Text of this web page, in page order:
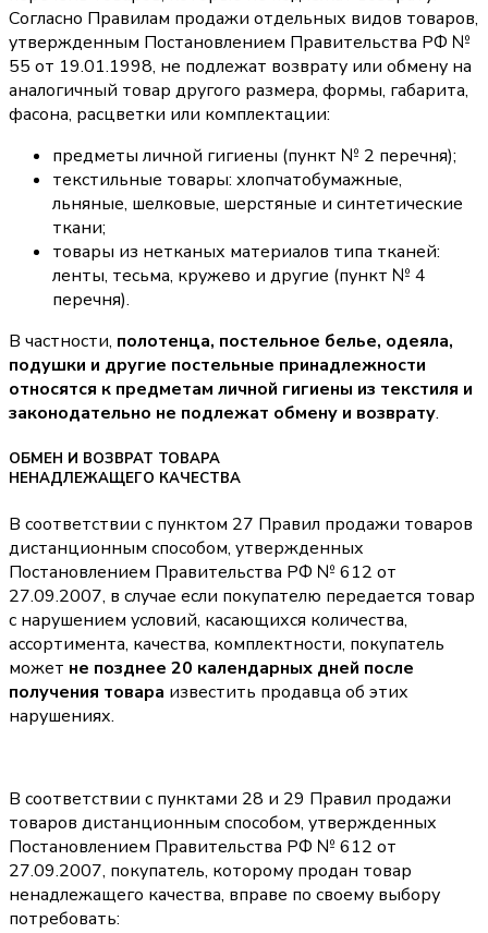
Согласно Правилам продажи отдельных видов товаров,
утвержденным Постановлением Правительства РФ №
55 от 19.01.1998, не подлежат возврату или обмену на
аналогичный товар другого размера, формы, габарита,
фасона, расцветки или комплектации:
предметы личной гигиены (пункт № 2 перечня);
текстильные товары: хлопчатобумажные,
льняные, шелковые, шерстяные и синтетические
ткани;
товары из нетканых материалов типа тканей:
ленты, тесьма, кружево и другие (пункт № 4
перечня).
В частности, полотенца, постельное белье, одеяла,
подушки и другие постельные принадлежности
относятся к предметам личной гигиены из текстиля и
законодательно не подлежат обмену и возврату.
ОБМЕН И ВОЗВРАТ ТОВАРА
НЕНАДЛЕЖАЩЕГО КАЧЕСТВА
В соответствии с пунктом 27 Правил продажи товаров
дистанционным способом, утвержденных
Постановлением Правительства РФ № 612 от
27.09.2007, в случае если покупателю передается товар
с нарушением условий, касающихся количества,
ассортимента, качества, комплектности, покупатель
может не позднее 20 календарных дней после
получения товара известить продавца об этих
нарушениях.
В соответствии с пунктами 28 и 29 Правил продажи
товаров дистанционным способом, утвержденных
Постановлением Правительства РФ № 612 от
27.09.2007, покупатель, которому продан товар
ненадлежащего качества, вправе по своему выбору
потребовать: